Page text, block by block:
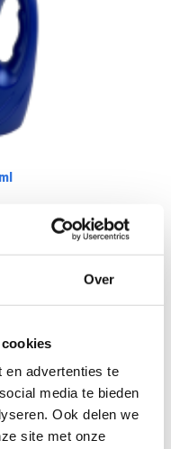
Over
en advertenties te
media te bieden
Ook delen we
site met onze